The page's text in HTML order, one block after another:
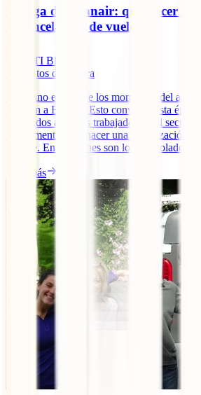
Huelga de Ryanair: qué hacer si
la cancelación de vuelos
IATI Blog
minutos de lectura
El verano es uno de los momentos del año
y llegan a España. Esto convierte esta
para todos aquellos trabajadores del sector
un momento para hacer una movilización
posible. En ocasiones son los
Leer más